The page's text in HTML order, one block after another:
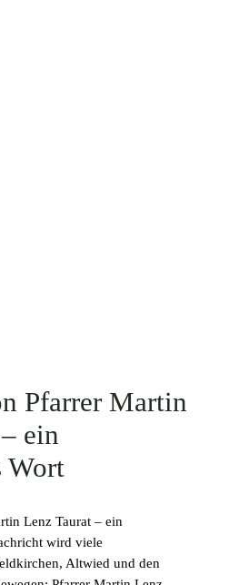
Pfarrer Martin
ein
Wort
Lenz Taurat – ein
wird viele
Altwied und den